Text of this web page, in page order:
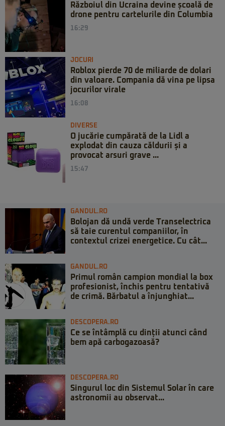
Războiul din Ucraina devine școală de
drone pentru cartelurile din Columbia
16:29
JOCURI
Roblox pierde 70 de miliarde de dolari
din valoare. Compania dă vina pe lipsa
jocurilor virale
16:08
DIVERSE
O jucărie cumpărată de la Lidl a
explodat din cauza căldurii și a
provocat arsuri grave ...
15:47
GANDUL.RO
Bolojan dă undă verde Transelectrica
să taie curentul companiilor, în
contextul crizei energetice. Cu cât...
GANDUL.RO
Primul român campion mondial la box
profesionist, închis pentru tentativă
de crimă. Bărbatul a înjunghiat...
DESCOPERA.RO
Ce se întâmplă cu dinții atunci când
bem apă carbogazoasă?
DESCOPERA.RO
Singurul loc din Sistemul Solar în care
astronomii au observat...